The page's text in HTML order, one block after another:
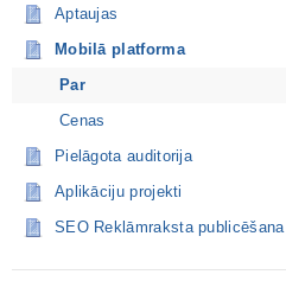
Aptaujas
Mobilā platforma
Par
Cenas
Pielāgota auditorija
Aplikāciju projekti
SEO Reklāmraksta publicēšana